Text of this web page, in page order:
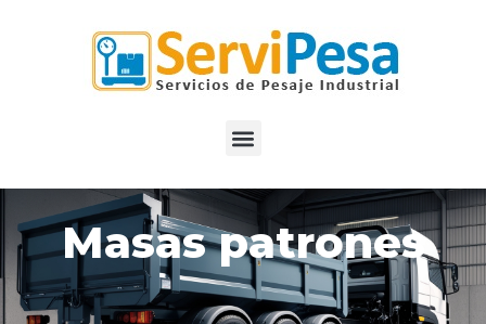
Masas patrones